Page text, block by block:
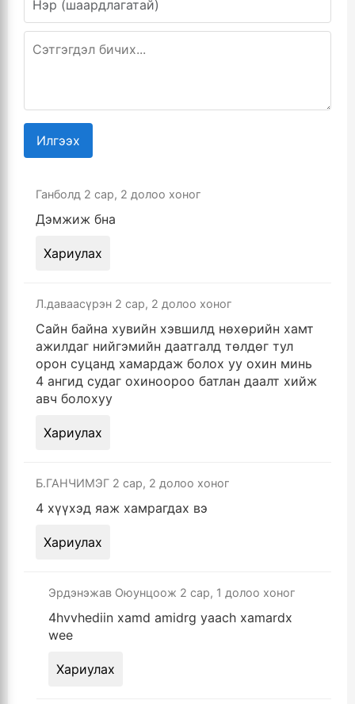
Илгээх
Ганболд 2 сар, 2 долоо хоног
Дэмжиж бна
Хариулах
Л.даваасүрэн 2 сар, 2 долоо хоног
Сайн байна хувийн хэвшилд нөхөрийн хамт
ажилдаг нийгэмийн даатгалд төлдөг тул
орон суцанд хамардаж болох уу охин минь
4 ангид судаг охиноороо батлан даалт хийж
авч болохуу
Хариулах
Б.ГАНЧИМЭГ 2 сар, 2 долоо хоног
4 хүүхэд яаж хамрагдах вэ
Хариулах
Эрдэнэжав Оюунцоож 2 сар, 1 долоо хоног
4hvvhediin xamd amidrg yaach xamardx
wee
Хариулах